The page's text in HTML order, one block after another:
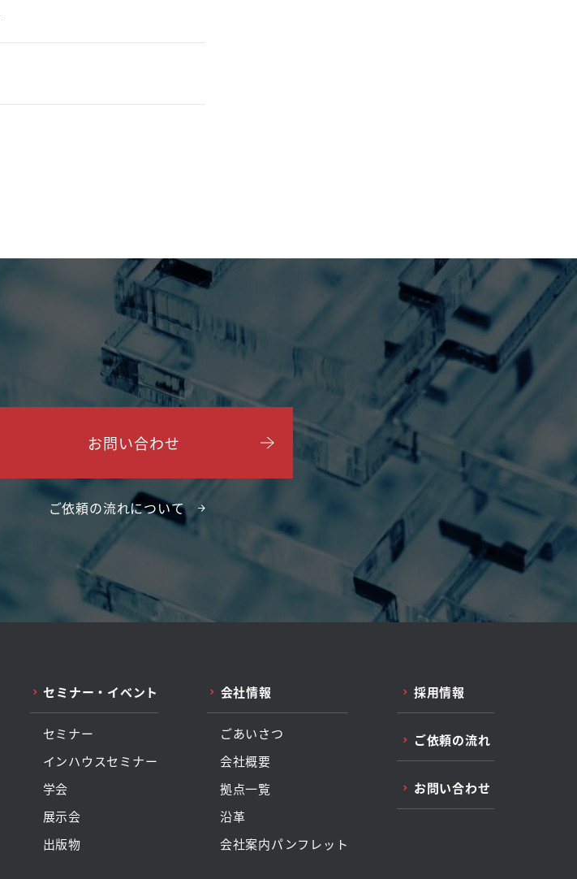
お問い合わせ
ご依頼の流れについて
セミナー・イベント
セミナー
インハウスセミナー
学会
展示会
出版物
会社情報
ごあいさつ
会社概要
拠点一覧
沿革
会社案内パンフレット
採用情報
ご依頼の流れ
お問い合わせ